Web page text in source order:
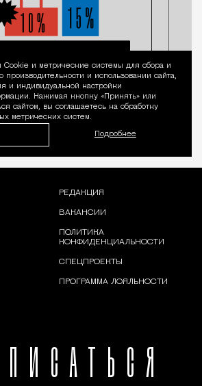
Уведомление
и метрические системы для сбора и
и использовании сайта,
и индивидуальной настройки
Нажимая кнопку «Принять» или
сайтом, вы соглашаетесь на обработку
метрических систем.
Подробнее
РЕДАКЦИЯ
ВАКАНСИИ
ПОЛИТИКА
КОНФИДЕНЦИАЛЬНОСТИ
СПЕЦПРОЕКТЫ
ПРОГРАММА ЛОЯЛЬНОСТИ